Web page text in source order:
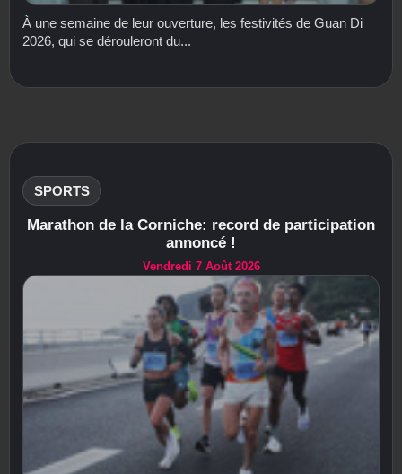
À une semaine de leur ouverture, les festivités de Guan Di
2026, qui se dérouleront du...
SPORTS
Marathon de la Corniche: record de participation
annoncé !
Vendredi 7 Août 2026